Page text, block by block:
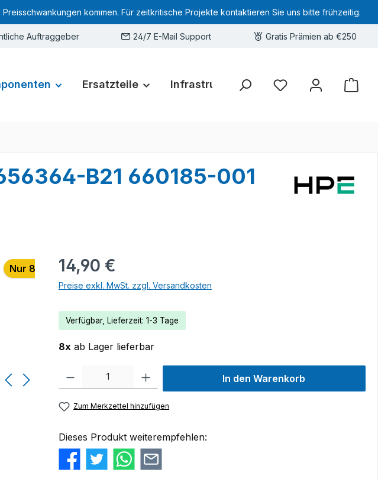
kommen. Für zeitkritische Projekte kontaktieren Sie uns bitte frühzeitig.
Auftraggeber 24/7 E-Mail Support Gratis Prämien ab €250
Ersatzteile Infrastruktur Hardware-Deals
Sie haben 0 Produkte
B21 660185-001
Nur 8 auf Lager!14,90 €
Preise exkl. MwSt. zzgl. Versandkosten
Verfügbar, Lieferzeit: 1-3 Tage
8x ab Lager lieferbar
Produkt Anzahl: Gib den gewünschten Wert ein oder benutze die Schaltflächen um die
In den Warenkorb
Zum Merkzettel hinzufügen
Dieses Produkt weiterempfehlen: